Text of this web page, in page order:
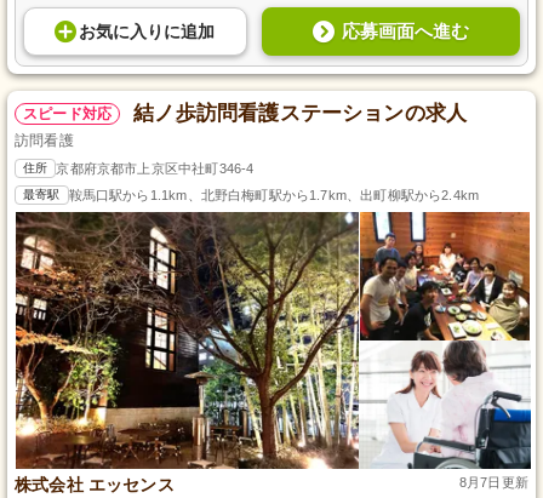
お気に入り に追加 応募画面へ進む
スピード対応 結ノ歩訪問看護ステーションの求人
訪問看護
住所 京都府京都市上京区中社町346-4
最寄駅 鞍馬口駅から1.1km、北野白梅町駅から1.7km、出町柳駅から2.4km
株式会社 エッセンス 8月7日更新